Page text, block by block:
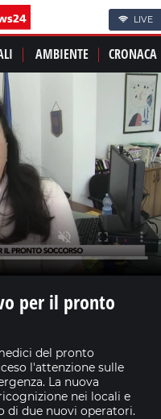
LIVE
AMBIENTE CRONACA
per il pronto
del pronto
l'attenzione sulle
La nuova
nei locali e
di due nuovi operatori.